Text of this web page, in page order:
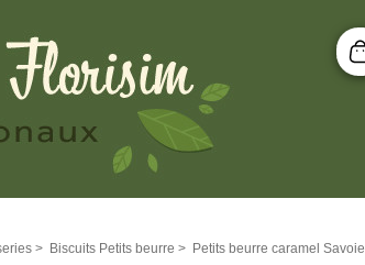
> Biscuits Petits beurre > Petits beurre caramel Savoie